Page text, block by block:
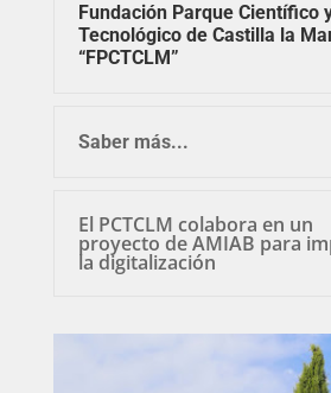
Fundación Parque Científico
Tecnológico de Castilla la
“FPCTCLM”
Saber más...
El PCTCLM colabora en un
proyecto de AMIAB para
la digitalización